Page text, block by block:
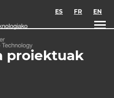
ES FR EN
proiektuak